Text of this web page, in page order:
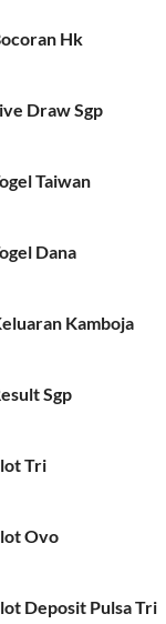
Hk
Draw Sgp
Taiwan
Dana
Kamboja
Sgp
Tri
Ovo
Deposit Pulsa Tri